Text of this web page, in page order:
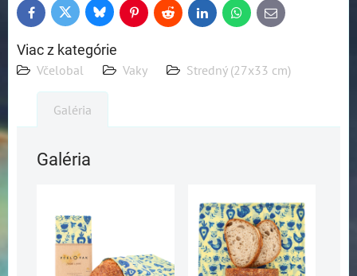
FacebookTwitter BlueskyPinterestReddit LinkedInWhatsApp
E-
mail
Viac z kategórie
Včelobal Vaky Stredný (27x33 cm)
Galéria
Galéria